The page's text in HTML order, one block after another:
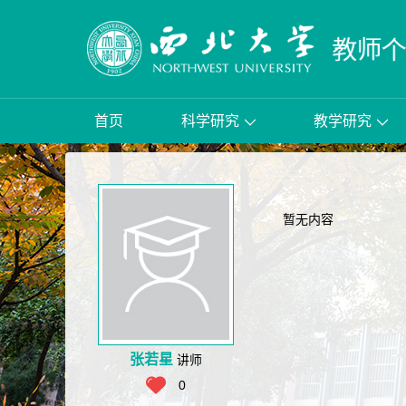
首页 科学研究 教学研究
张若星 讲师
0
暂无内容